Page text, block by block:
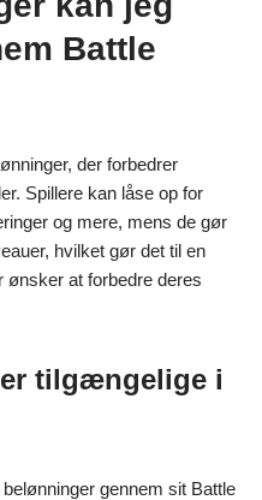
Battle
der forbedrer
Spillere kan låse op for
og mere, mens de gør
hvilket gør det til en
at forbedre deres
tilgængelige i
gennem sit Battle